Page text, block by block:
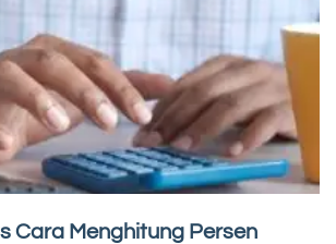
Cara Menghitung Persen